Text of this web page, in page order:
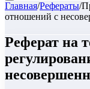
Главная/Рефераты/
отношений с
Реферат на